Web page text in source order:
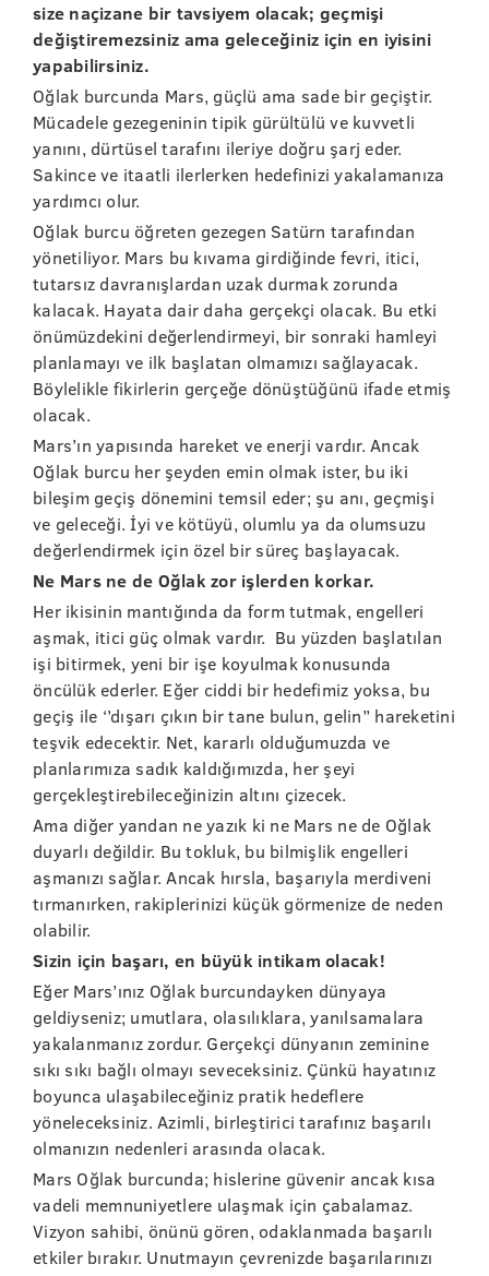
size naçizane bir tavsiyem olacak; geçmişi
değiştiremezsiniz ama geleceğiniz için en iyisini
yapabilirsiniz.
Oğlak burcunda Mars, güçlü ama sade bir geçiştir.
Mücadele gezegeninin tipik gürültülü ve kuvvetli
yanını, dürtüsel tarafını ileriye doğru şarj eder.
Sakince ve itaatli ilerlerken hedefinizi yakalamanıza
yardımcı olur.
Oğlak burcu öğreten gezegen Satürn tarafından
yönetiliyor. Mars bu kıvama girdiğinde fevri, itici,
tutarsız davranışlardan uzak durmak zorunda
kalacak. Hayata dair daha gerçekçi olacak. Bu etki
önümüzdekini değerlendirmeyi, bir sonraki hamleyi
planlamayı ve ilk başlatan olmamızı sağlayacak.
Böylelikle fikirlerin gerçeğe dönüştüğünü ifade etmiş
olacak.
Mars’ın yapısında hareket ve enerji vardır. Ancak
Oğlak burcu her şeyden emin olmak ister, bu iki
bileşim geçiş dönemini temsil eder; şu anı, geçmişi
ve geleceği. İyi ve kötüyü, olumlu ya da olumsuzu
değerlendirmek için özel bir süreç başlayacak.
Ne Mars ne de Oğlak zor işlerden korkar.
Her ikisinin mantığında da form tutmak, engelleri
aşmak, itici güç olmak vardır. Bu yüzden başlatılan
işi bitirmek, yeni bir işe koyulmak konusunda
öncülük ederler. Eğer ciddi bir hedefimiz yoksa, bu
geçiş ile ‘’dışarı çıkın bir tane bulun, gelin’’ hareketini
teşvik edecektir. Net, kararlı olduğumuzda ve
planlarımıza sadık kaldığımızda, her şeyi
gerçekleştirebileceğinizin altını çizecek.
Ama diğer yandan ne yazık ki ne Mars ne de Oğlak
duyarlı değildir. Bu tokluk, bu bilmişlik engelleri
aşmanızı sağlar. Ancak hırsla, başarıyla merdiveni
tırmanırken, rakiplerinizi küçük görmenize de neden
olabilir.
Sizin için başarı, en büyük intikam olacak!
Eğer Mars’ınız Oğlak burcundayken dünyaya
geldiyseniz; umutlara, olasılıklara, yanılsamalara
yakalanmanız zordur. Gerçekçi dünyanın zeminine
sıkı sıkı bağlı olmayı seveceksiniz. Çünkü hayatınız
boyunca ulaşabileceğiniz pratik hedeflere
yöneleceksiniz. Azimli, birleştirici tarafınız başarılı
olmanızın nedenleri arasında olacak.
Mars Oğlak burcunda; hislerine güvenir ancak kısa
vadeli memnuniyetlere ulaşmak için çabalamaz.
Vizyon sahibi, önünü gören, odaklanmada başarılı
etkiler bırakır. Unutmayın çevrenizde başarılarınızı